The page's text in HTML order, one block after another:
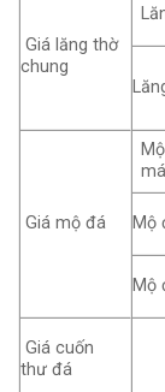
Giá lăng thờ
chung
Giá mộ đá Mộ
Mộ
Giá cuốn
thư đá